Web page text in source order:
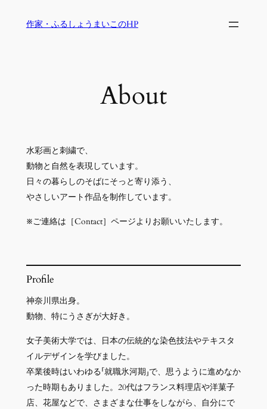
作家・ふるしょうまいこのHP
About
水彩画と刺繍で、
動物と自然を表現しています。
日々の暮らしのそばにそっと寄り添う、
やさしいアート作品を制作しています。
※ご連絡は［Contact］ページよりお願いいたします。
Profile
神奈川県出身。
動物、特にうさぎが大好き。
女子美術大学では、日本の伝統的な染色技法やテキスタ
イルデザインを学びました。
卒業後時はいわゆる「就職氷河期」で、思うように進めなか
った時期もありました。20代はフランス料理店や洋菓子
店、花屋などで、さまざまな仕事をしながら、自分にで